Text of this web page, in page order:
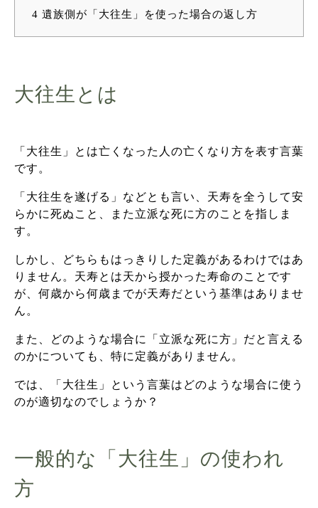
4 遺族側が「大往生」を使った場合の返し方
大往生とは
「大往生」とは亡くなった人の亡くなり方を表す言葉
です。
「大往生を遂げる」などとも言い、天寿を全うして安
らかに死ぬこと、また立派な死に方のことを指しま
す。
しかし、どちらもはっきりした定義があるわけではあ
りません。天寿とは天から授かった寿命のことです
が、何歳から何歳までが天寿だという基準はありませ
ん。
また、どのような場合に「立派な死に方」だと言える
のかについても、特に定義がありません。
では、「大往生」という言葉はどのような場合に使う
のが適切なのでしょうか？
一般的な「大往生」の使われ
方